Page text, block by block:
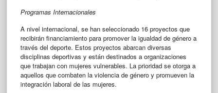
Programas Internacionales
A nivel internacional, se han seleccionado 16 proyectos que
recibirán financiamiento para promover la igualdad de género a
través del deporte. Estos proyectos abarcan diversas
disciplinas deportivas y están destinados a organizaciones
que trabajan con mujeres vulnerables. La prioridad se otorga a
aquellos que combaten la violencia de género y promueven la
integración laboral de las mujeres.